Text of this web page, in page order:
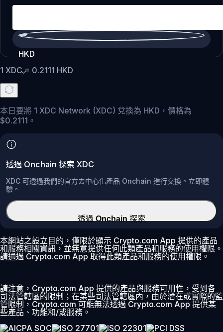
HKD
1 XDC= 0.2111 HKD
本日要將 1 XDC Network (XDC) 兌換為 HKD，價格為
$0.2111。
透過 Onchain 探索 XDC
XDC 可透過我們的官方去中心化產品 Onchain 進行交換。立即體
驗。
透過 Onchain 探索
本網站之設立目的，僅限於顯示 Crypto.com App 提供的產品
和服務相關資訊，並無意提供任何此類產品和服務的使用權限。
請通過 Crypto.com App 取得此類產品和服務的使用權限。
請注意，Crypto.com App 提供的產品與服務可用性，受到各
司法管轄區的限制；在某些司法管轄區內，由於潛在或實際的監
管限制，Crypto.com 可能無法透過 Crypto.com App 提供某
些產品、功能和/或服務。